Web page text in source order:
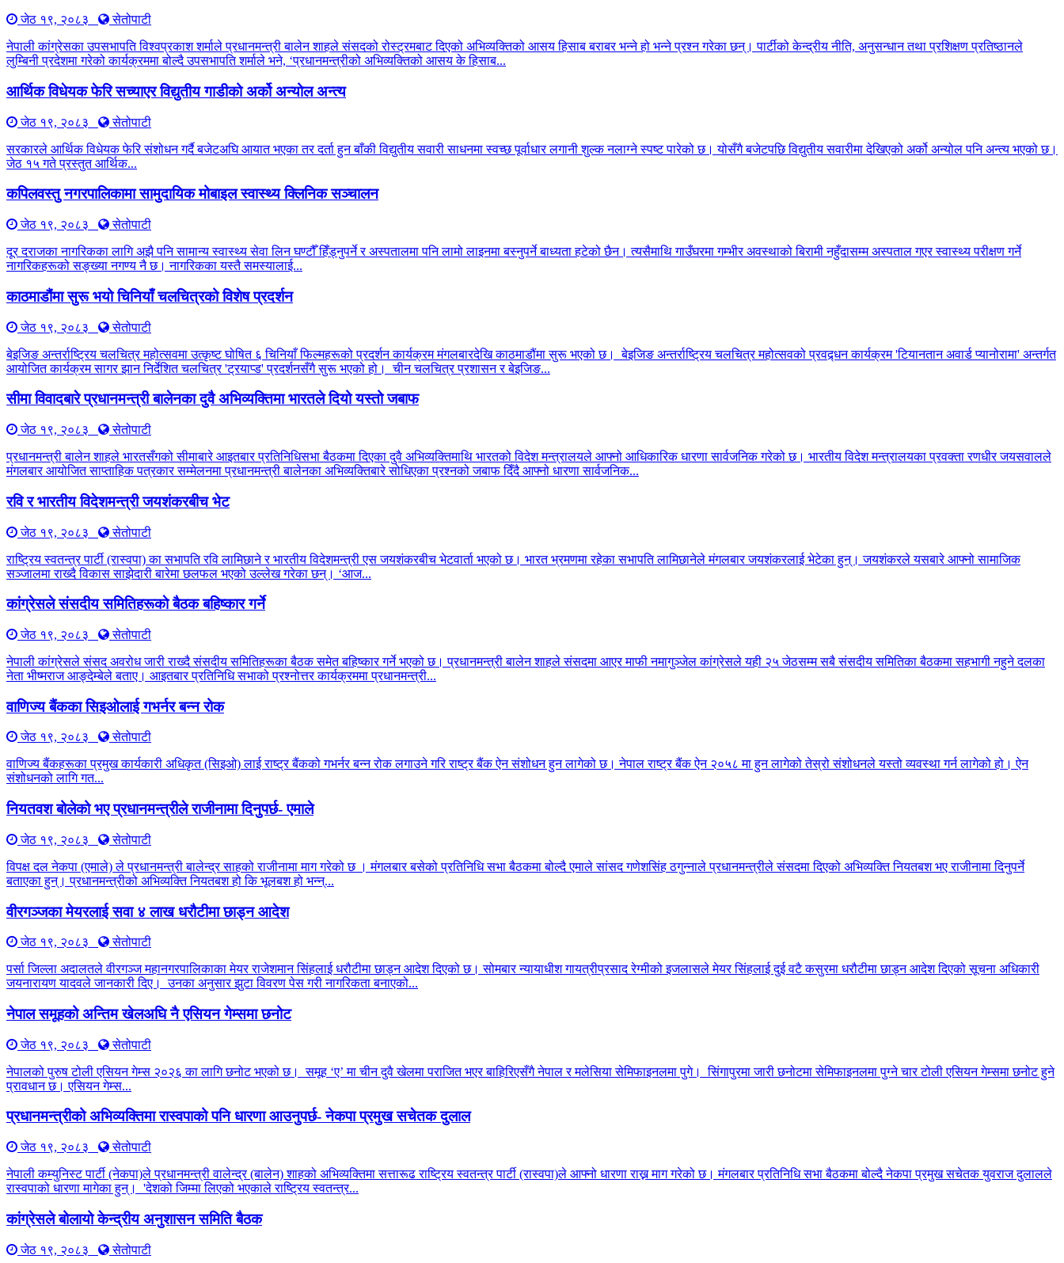
जेठ १९, २०८३
सेतोपाटी
नेपाली कांग्रेसका उपसभापति विश्वप्रकाश शर्माले प्रधानमन्त्री बालेन शाहले संसदको रोस्ट्रमबाट दिएको अभिव्यक्तिको आसय हिसाब बराबर भन्ने हो भन्ने प्रश्न गरेका छन्। पार्टीको केन्द्रीय नीति, अनुसन्धान तथा प्रशिक्षण प्रतिष्ठानले
लुम्बिनी प्रदेशमा गरेको कार्यक्रममा बोल्दै उपसभापति शर्माले भने, ‘प्रधानमन्त्रीको अभिव्यक्तिको आसय के हिसाब...
आर्थिक विधेयक फेरि सच्याएर विद्युतीय गाडीको अर्को अन्योल अन्त्य
जेठ १९, २०८३
सेतोपाटी
सरकारले आर्थिक विधेयक फेरि संशोधन गर्दै बजेटअघि आयात भएका तर दर्ता हुन बाँकी विद्युतीय सवारी साधनमा स्वच्छ पूर्वाधार लगानी शुल्क नलाग्ने स्पष्ट पारेको छ। योसँगै बजेटपछि विद्युतीय सवारीमा देखिएको अर्को अन्योल पनि अन्त्य भएको छ।
जेठ १५ गते प्रस्तुत आर्थिक...
कपिलवस्तु नगरपालिकामा सामुदायिक मोबाइल स्वास्थ्य क्लिनिक सञ्चालन
जेठ १९, २०८३
सेतोपाटी
दूर दराजका नागरिकका लागि अझै पनि सामान्य स्वास्थ्य सेवा लिन घण्टौँ हिँड्नुपर्ने र अस्पतालमा पनि लामो लाइनमा बस्नुपर्ने बाध्यता हटेको छैन। त्यसैमाथि गाउँघरमा गम्भीर अवस्थाको बिरामी नहुँदासम्म अस्पताल गएर स्वास्थ्य परीक्षण गर्ने
नागरिकहरूको सङ्ख्या नगण्य नै छ। नागरिकका यस्तै समस्यालाई...
काठमाडौंमा सुरू भयो चिनियाँ चलचित्रको विशेष प्रदर्शन
जेठ १९, २०८३
सेतोपाटी
बेइजिङ अन्तर्राष्ट्रिय चलचित्र महोत्सवमा उत्कृष्ट घोषित ६ चिनियाँ फिल्महरूको प्रदर्शन कार्यक्रम मंगलबारदेखि काठमाडौंमा सुरू भएको छ। बेइजिङ अन्तर्राष्ट्रिय चलचित्र महोत्सवको प्रवद्र्धन कार्यक्रम 'टियानतान अवार्ड प्यानोरामा' अन्तर्गत
आयोजित कार्यक्रम सागर झान निर्देशित चलचित्र 'ट्रयाप्ड' प्रदर्शनसँगै सुरू भएको हो। चीन चलचित्र प्रशासन र बेइजिङ...
सीमा विवादबारे प्रधानमन्त्री बालेनका दुवै अभिव्यक्तिमा भारतले दियो यस्तो जबाफ
जेठ १९, २०८३
सेतोपाटी
प्रधानमन्त्री बालेन शाहले भारतसँगको सीमाबारे आइतबार प्रतिनिधिसभा बैठकमा दिएका दुवै अभिव्यक्तिमाथि भारतको विदेश मन्त्रालयले आफ्नो आधिकारिक धारणा सार्वजनिक गरेको छ। भारतीय विदेश मन्त्रालयका प्रवक्ता रणधीर जयसवालले
मंगलबार आयोजित साप्ताहिक पत्रकार सम्मेलनमा प्रधानमन्त्री बालेनका अभिव्यक्तिबारे सोधिएका प्रश्नको जबाफ दिँदै आफ्नो धारणा सार्वजनिक...
रवि र भारतीय विदेशमन्त्री जयशंकरबीच भेट
जेठ १९, २०८३
सेतोपाटी
राष्ट्रिय स्वतन्त्र पार्टी (रास्वपा) का सभापति रवि लामिछाने र भारतीय विदेशमन्त्री एस जयशंकरबीच भेटवार्ता भएको छ। भारत भ्रमणमा रहेका सभापति लामिछानेले मंगलबार जयशंकरलाई भेटेका हुन्। जयशंकरले यसबारे आफ्नो सामाजिक
सञ्जालमा राख्दै विकास साझेदारी बारेमा छलफल भएको उल्लेख गरेका छन्। ‘आज...
कांग्रेसले संसदीय समितिहरूकाे बैठक बहिष्कार गर्ने
जेठ १९, २०८३
सेतोपाटी
नेपाली कांग्रेसले संसद अवरोध जारी राख्दै संसदीय समितिहरूका बैठक समेत बहिष्कार गर्ने भएको छ। प्रधानमन्त्री बालेन शाहले संसदमा आएर माफी नमागुञ्जेल कांग्रेसले यही २५ जेठसम्म सबै संसदीय समितिका बैठकमा सहभागी नहुने दलका
नेता भीष्मराज आङ्देम्बेले बताए। आइतबार प्रतिनिधि सभाको प्रश्नोत्तर कार्यक्रममा प्रधानमन्त्री...
वाणिज्य बैंकका सिइओलाई गभर्नर बन्न रोक
जेठ १९, २०८३
सेतोपाटी
वाणिज्य बैंकहरूका प्रमुख कार्यकारी अधिकृत (सिइओ) लाई राष्ट्र बैंकको गभर्नर बन्न रोक लगाउने गरि राष्ट्र बैंक ऐन संशोधन हुन लागेको छ। नेपाल राष्ट्र बैंक ऐन २०५८ मा हुन लागेको तेस्रो संशोधनले यस्तो व्यवस्था गर्न लागेको हो। ऐन
संशोधनको लागि गत...
नियतवश बोलेको भए प्रधानमन्त्रीले राजीनामा दिनुपर्छ- एमाले
जेठ १९, २०८३
सेतोपाटी
विपक्ष दल नेकपा (एमाले) ले प्रधानमन्त्री बालेन्द्र साहको राजीनामा माग गरेको छ । मंगलबार बसेको प्रतिनिधि सभा बैठकमा बोल्दै एमाले सांसद गणेशसिंह ठगुन्नाले प्रधानमन्त्रीले संसदमा दिएको अभिव्यक्ति नियतबश भए राजीनामा दिनुपर्ने
बताएका हुन्। प्रधानमन्त्रीको अभिव्यक्ति नियतबश हो कि भूलबश हो भन्न्...
वीरगञ्जका मेयरलाई सवा ४ लाख धरौटीमा छाड्न आदेश
जेठ १९, २०८३
सेतोपाटी
पर्सा जिल्ला अदालतले वीरगञ्ज महानगरपालिकाका मेयर राजेशमान सिंहलाई धरौटीमा छाड्न आदेश दिएको छ। सोमबार न्यायाधीश गायत्रीप्रसाद रेग्मीको इजलासले मेयर सिंहलाई दुई वटै कसुरमा धरौटीमा छाड्न आदेश दिएको सूचना अधिकारी
जयनारायण यादवले जानकारी दिए। उनका अनुसार झुटा विवरण पेस गरी नागरिकता बनाएको...
नेपाल समूहको अन्तिम खेलअघि नै एसियन गेम्समा छनोट
जेठ १९, २०८३
सेतोपाटी
नेपालको पुरुष टोली एसियन गेम्स २०२६ का लागि छनोट भएको छ। समूह ‘ए’ मा चीन दुवै खेलमा पराजित भएर बाहिरिएसँगै नेपाल र मलेसिया सेमिफाइनलमा पुगे। सिंगापुरमा जारी छनोटमा सेमिफाइनलमा पुग्ने चार टोली एसियन गेम्समा छनोट हुने
प्रावधान छ। एसियन गेम्स...
प्रधानमन्त्रीको अभिव्यक्तिमा रास्वपाको पनि धारणा आउनुपर्छ- नेकपा प्रमुख सचेतक दुलाल
जेठ १९, २०८३
सेतोपाटी
नेपाली कम्युनिस्ट पार्टी (नेकपा)ले प्रधानमन्त्री वालेन्द्र (बालेन) शाहको अभिव्यक्तिमा सत्तारूढ राष्ट्रिय स्वतन्त्र पार्टी (रास्वपा)ले आफ्नो धारणा राख्न माग गरेको छ। मंगलबार प्रतिनिधि सभा बैठकमा बोल्दै नेकपा प्रमुख सचेतक युवराज दुलालले
रास्वपाको धारणा मागेका हुन्। 'देशको जिम्मा लिएको भएकाले राष्ट्रिय स्वतन्त्र...
कांग्रेसले बोलायो केन्द्रीय अनुशासन समिति बैठक
जेठ १९, २०८३ सेतोपाटी